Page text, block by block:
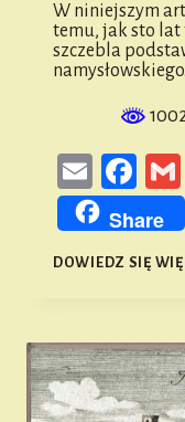
W niniejszym
temu, jak sto lat
szczebla
namysłowskiego.
Email
Share
DOWIEDZ SIĘ